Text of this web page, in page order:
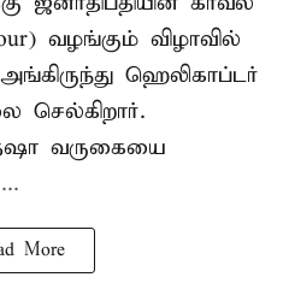
வழங்கும் விழாவில்
ஹெலிகாப்டர்
செல்கிறார்.
வருகையை
More